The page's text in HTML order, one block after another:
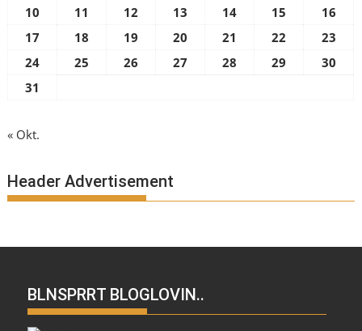
10
11 12 13 14 15
16
17
18 19 20 21 22
23
24
25 26 27 28 29
30
31
« Okt.
Header Advertisement
BLNSPRRT BLOGLOVIN..